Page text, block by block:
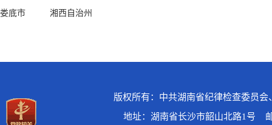
娄底市
湘西自治州
版权所有：中共湖南省纪律检查委员会
地址：湖南省长沙市韶山北路1号